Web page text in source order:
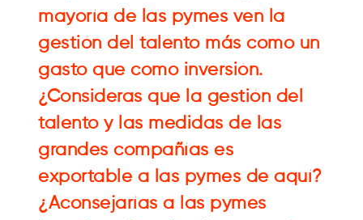
mayoría de las pymes ven la
gestión del talento más como un
gasto que como inversión.
¿Consideras que la gestión del
talento y las medidas de las
grandes compañías es
exportable a las pymes de aquí?
¿Aconsejarías a las pymes